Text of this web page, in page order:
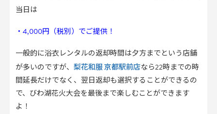
当日は
・4,000円（税別）でご提供！
一般的に浴衣レンタルの返却時間は夕方までという店舗
が多いのですが、 梨花和服 京都駅前店なら22時までの時
間延長だけでなく、翌日返却も選択することができるの
で、びわ湖花火大会を最後まで楽しむことができます
よ！